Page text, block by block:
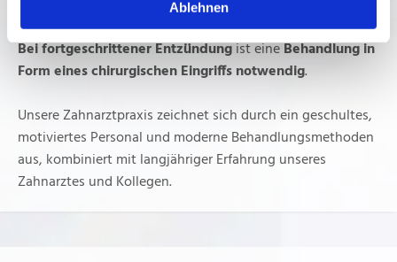
Ablehnen
, kann sie durchReinigung der Wurzel
und des umliegenden Zahnfleischesbehandelt werden.
Bei fortgeschrittener Entzündungist eineBehandlung in
Form eines chirurgischen Eingriffs notwendig.
Unsere Zahnarztpraxis zeichnet sich durch ein geschultes,
motiviertes Personal und moderne Behandlungsmethoden
aus, kombiniert mit langjähriger Erfahrung unseres
Zahnarztes und Kollegen.